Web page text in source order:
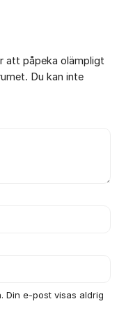
att påpeka olämpligt
Du kan inte
Din e-post visas aldrig